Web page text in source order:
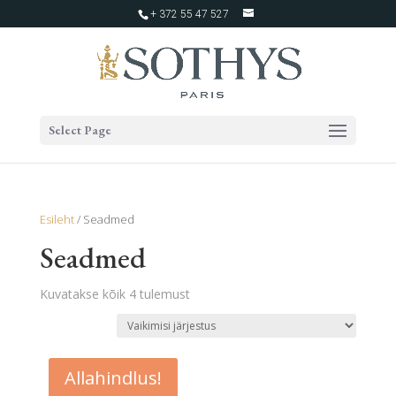
+ 372 55 47 527
Select Page
Esileht/ Seadmed
Seadmed
Kuvatakse kõik 4 tulemust
Allahindlus!